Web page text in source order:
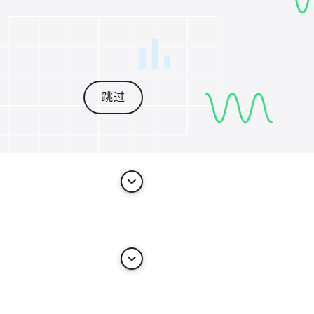
跳过
keyboard_arrow_down
keyboard_arrow_down